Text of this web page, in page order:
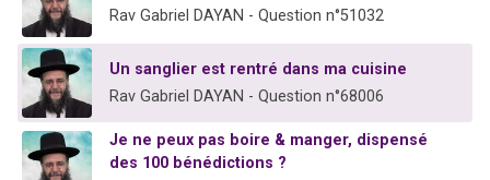
Rav Gabriel DAYAN - Question n°51032
Un sanglier est rentré dans ma cuisine
Rav Gabriel DAYAN - Question n°68006
Je ne peux pas boire & manger, dispensé
des 100 bénédictions ?